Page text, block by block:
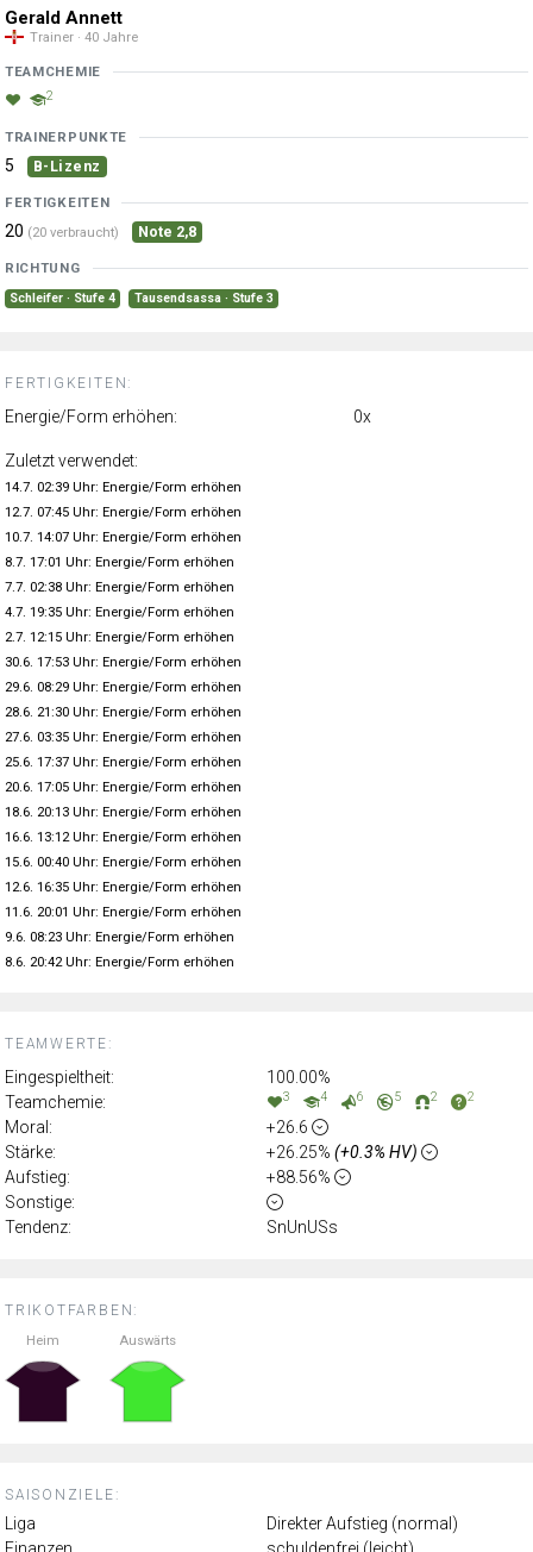
TRIKOTFARBEN:
Heim Auswärts
SAISONZIELE:
Liga
Direkter Aufstieg (normal)
Finanzen
schuldenfrei (leicht)
TEAMWERTE:
Eingespieltheit:
100.00%
Teamchemie:
3 4 6 5 2 2
Moral:
+26.6
Stärke:
+26.25% (+0.3% HV)
Aufstieg:
+88.56%
Sonstige:
Tendenz:
SnUnUSs
Gerald Annett
Trainer · 40 Jahre
TEAMCHEMIE
2
TRAINERPUNKTE
5 B-Lizenz
FERTIGKEITEN
20 (20 verbraucht) Note 2,8
RICHTUNG
Schleifer · Stufe 4 Tausendsassa · Stufe 3
FERTIGKEITEN:
Energie/Form erhöhen: 0x
Zuletzt verwendet:
14.7. 02:39 Uhr: Energie/Form erhöhen
12.7. 07:45 Uhr: Energie/Form erhöhen
10.7. 14:07 Uhr: Energie/Form erhöhen
8.7. 17:01 Uhr: Energie/Form erhöhen
7.7. 02:38 Uhr: Energie/Form erhöhen
4.7. 19:35 Uhr: Energie/Form erhöhen
2.7. 12:15 Uhr: Energie/Form erhöhen
30.6. 17:53 Uhr: Energie/Form erhöhen
29.6. 08:29 Uhr: Energie/Form erhöhen
28.6. 21:30 Uhr: Energie/Form erhöhen
27.6. 03:35 Uhr: Energie/Form erhöhen
25.6. 17:37 Uhr: Energie/Form erhöhen
20.6. 17:05 Uhr: Energie/Form erhöhen
18.6. 20:13 Uhr: Energie/Form erhöhen
16.6. 13:12 Uhr: Energie/Form erhöhen
15.6. 00:40 Uhr: Energie/Form erhöhen
12.6. 16:35 Uhr: Energie/Form erhöhen
11.6. 20:01 Uhr: Energie/Form erhöhen
9.6. 08:23 Uhr: Energie/Form erhöhen
8.6. 20:42 Uhr: Energie/Form erhöhen